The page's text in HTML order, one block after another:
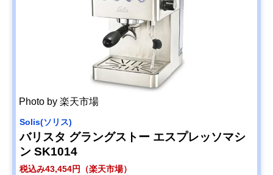
Photo by 楽天市場
Solis(ソリス)
バリスタ グラングストー エスプレッソマシ
ン SK1014
税込み43,454円（楽天市場）